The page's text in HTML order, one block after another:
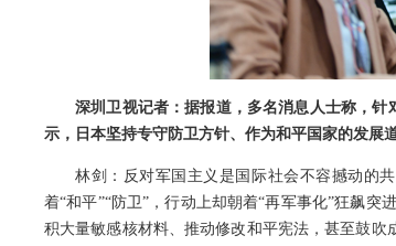
深圳卫视记者：据报道，多名消息人士称，
示，日本坚持专守防卫方针、作为和平国家的发展
林剑：反对军国主义是国际社会不容撼动的
着“和平”“防卫”，行动上却朝着“再军事化”狂飙
积大量敏感核材料、推动修改和平宪法，甚至鼓吹